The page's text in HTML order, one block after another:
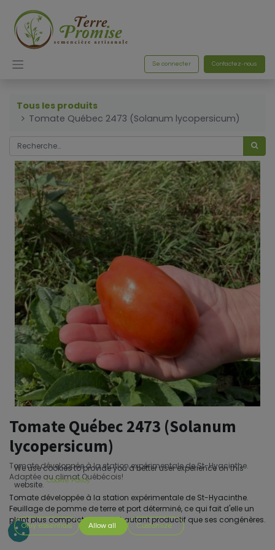
Se connecter Contactez-nous
Tous les produits
Tomate Québec 2473 (Solanum lycopersicum)
Tomate Québec 2473 (Solanum
lycopersicum)
Tomate développée à la station expérimentale de St-Hyacinthe.
Adaptée au climat Québécois!
Tomate développée à la station expérimentale de St-Hyacinthe.
Feuillage de pomme de terre et port déterminé, ce qui fait d'elle un
plant plus compact mais tout autant productif que ses congénères.
We use cookies to provide you a better user experience on this
website. Cookie Policy
Only essentials Allow all Customize